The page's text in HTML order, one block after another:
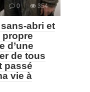
0 354
abri et
propre
d’une
de tous
passé
vie à